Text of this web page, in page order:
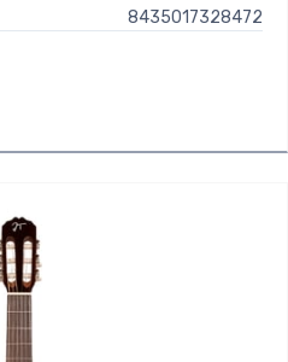
8435017328472